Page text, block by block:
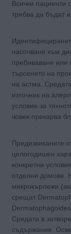
Всички пациенти
трябва да бъдат
насочване към
пребиваване или
търсенето на
на астма.
източник на
условие за
човек прекарва
Предизвиканите
целогодишен
конкретни
отделни домове.
микрокърлежи
срещат
Средата в
съдържание.